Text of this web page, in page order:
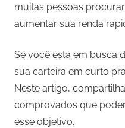
muitas pessoas
aumentar sua renda
Se você está em busca
sua carteira em curto
Neste artigo,
comprovados que
esse objetivo.